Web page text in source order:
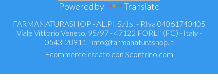
Powered by Translate
FARMANATURASHOP - AL.PI. S.r.l.s. - P.Iva 04061740405
Viale Vittorio Veneto, 95/97 - 47122 FORLI' (FC) - Italy -
0543-20911 - info@farmanaturashop.it
Ecommerce creato con Scontrino.com